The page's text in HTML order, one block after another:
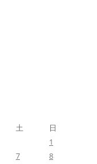
土
日
1
7
8